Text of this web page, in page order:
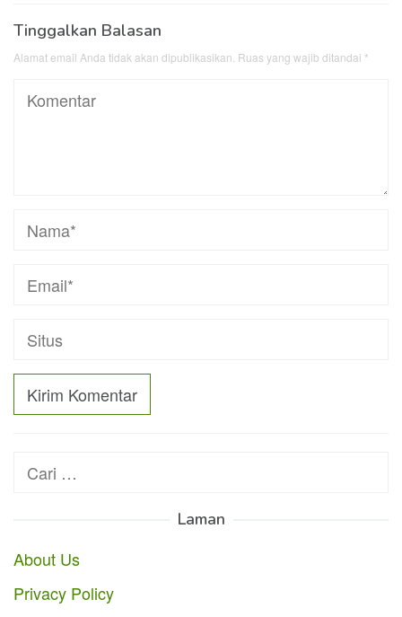
Tinggalkan Balasan
Alamat email Anda tidak akan dipublikasikan. Ruas yang wajib ditandai *
Cari
Laman
About Us
Privacy Policy